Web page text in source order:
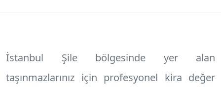
İstanbul Şilebölgesinde yer alan
taşınmazlarınız için profesyonel kira değer